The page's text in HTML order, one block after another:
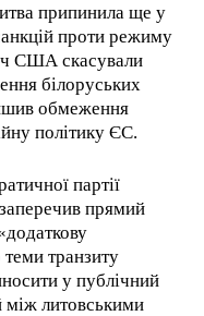
припинила ще у
проти режиму
США скасували
білоруських
обмеження
політику ЄС.
партії
прямий
транзиту
у публічний
між литовськими